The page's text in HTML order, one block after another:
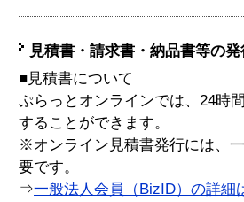
見積書・請求書・納品書等の
■見積書について
ぷらっとオンラインでは、24時
することができます。
※オンライン見積書発行には、
要です。
⇒一般法人会員（BizID）の詳細